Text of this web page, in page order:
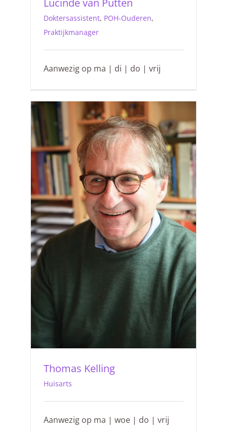
Doktersassistent, POH-Ouderen,
Praktijkmanager
Aanwezig op ma | di | do | vrij
Thomas Kelling
Huisarts
Aanwezig op ma | woe | do | vrij